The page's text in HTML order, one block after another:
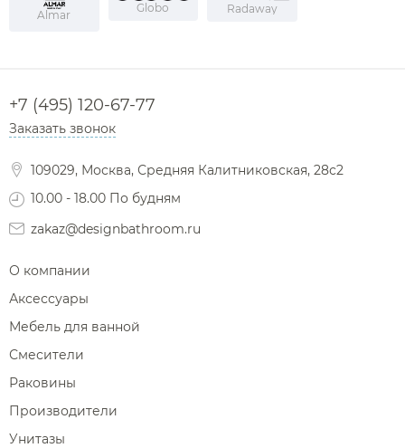
Almar
Globo Radaway
+7 (495) 120-67-77
Заказать звонок
109029, Москва, Средняя Калитниковская, 28с2
10.00 - 18.00 По будням
zakaz@designbathroom.ru
О компании
Аксессуары
Мебель для ванной
Смесители
Раковины
Производители
Унитазы